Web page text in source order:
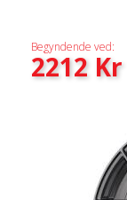
Begyndende ved:
2212Kr